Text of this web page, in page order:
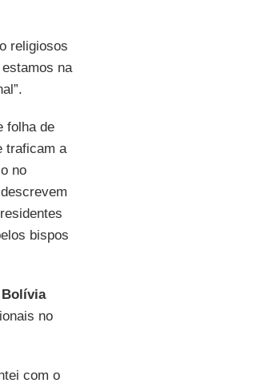
religiosos
na
folha de
traficam a
no
bispos
Bolívia
no
com o